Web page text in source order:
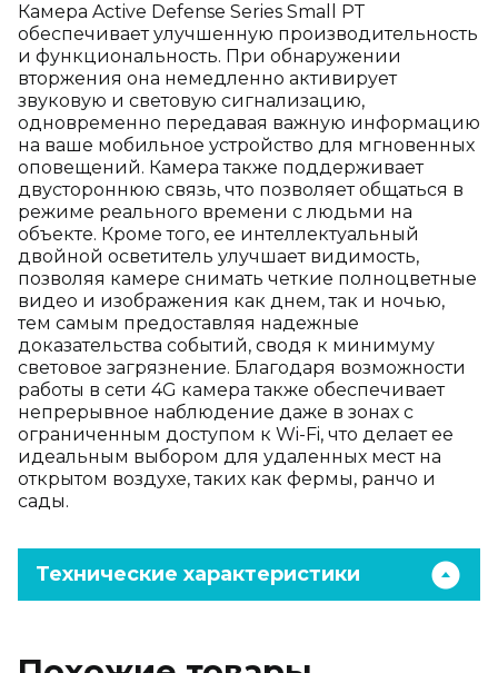
Камера Active Defense Series Small PT
обеспечивает улучшенную производительность
и функциональность. При обнаружении
вторжения она немедленно активирует
звуковую и световую сигнализацию,
одновременно передавая важную информацию
на ваше мобильное устройство для мгновенных
оповещений. Камера также поддерживает
двустороннюю связь, что позволяет общаться в
режиме реального времени с людьми на
объекте. Кроме того, ее интеллектуальный
двойной осветитель улучшает видимость,
позволяя камере снимать четкие полноцветные
видео и изображения как днем, так и ночью,
тем самым предоставляя надежные
доказательства событий, сводя к минимуму
световое загрязнение. Благодаря возможности
работы в сети 4G камера также обеспечивает
непрерывное наблюдение даже в зонах с
ограниченным доступом к Wi-Fi, что делает ее
идеальным выбором для удаленных мест на
открытом воздухе, таких как фермы, ранчо и
сады.
Технические характеристики